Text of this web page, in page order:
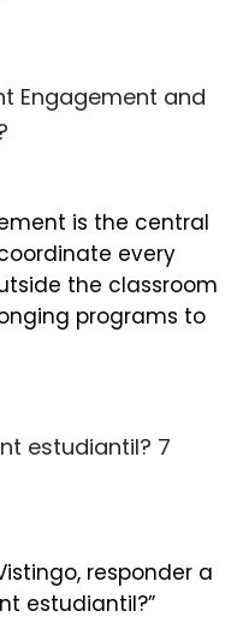
Engagement and
is the central
every
the classroom
programs to
estudiantil? 7
responder a
estudiantil?”